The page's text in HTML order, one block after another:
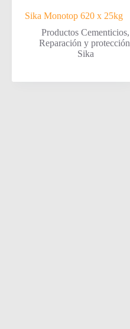
Sika Monotop 620 x 25kg
Productos Cementicios,
Reparación y protección
Sika